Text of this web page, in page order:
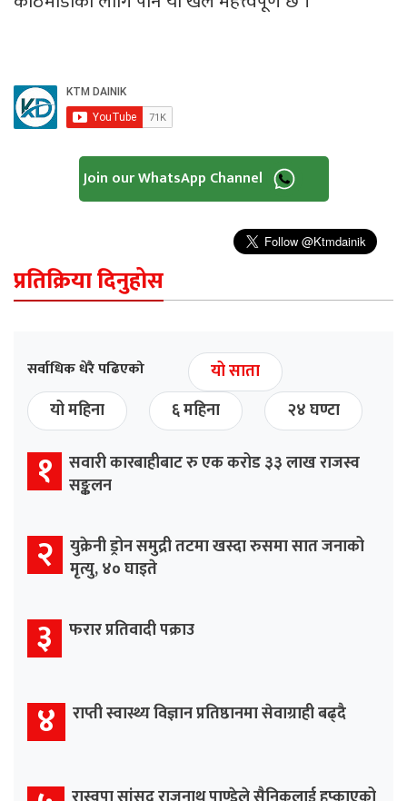
Join our WhatsApp Channel
प्रतिक्रिया दिनुहोस
सर्वाधिक धेरै पढिएको
यो साता
यो महिना
६ महिना २४ घण्टा
१ सवारी कारबाहीबाट रु एक करोड ३३ लाख राजस्व
सङ्कलन
२ युक्रेनी ड्रोन समुद्री तटमा खस्दा रुसमा सात जनाको
मृत्यु, ४० घाइते
३ फरार प्रतिवादी पक्राउ
४ राप्ती स्वास्थ्य विज्ञान प्रतिष्ठानमा सेवाग्राही बढ्दै